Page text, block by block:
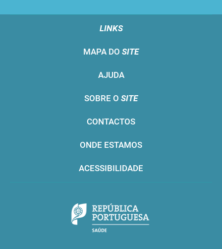
LINKS
MAPA DO SITE
AJUDA
SOBRE O SITE
CONTACTOS
ONDE ESTAMOS
ACESSIBILIDADE